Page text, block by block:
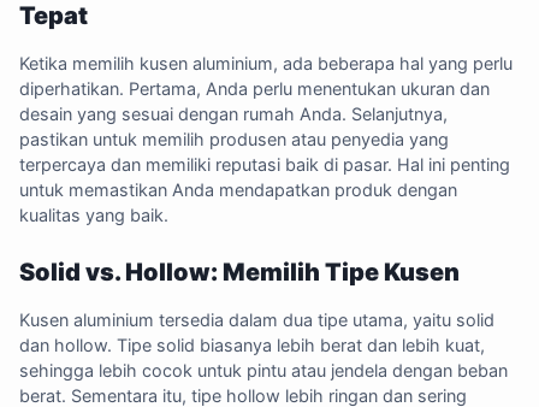
Tepat
Ketika memilih kusen aluminium, ada beberapa hal yang perlu
diperhatikan. Pertama, Anda perlu menentukan ukuran dan
desain yang sesuai dengan rumah Anda. Selanjutnya,
pastikan untuk memilih produsen atau penyedia yang
terpercaya dan memiliki reputasi baik di pasar. Hal ini penting
untuk memastikan Anda mendapatkan produk dengan
kualitas yang baik.
Solid vs. Hollow: Memilih Tipe Kusen
Kusen aluminium tersedia dalam dua tipe utama, yaitu solid
dan hollow. Tipe solid biasanya lebih berat dan lebih kuat,
sehingga lebih cocok untuk pintu atau jendela dengan beban
berat. Sementara itu, tipe hollow lebih ringan dan sering